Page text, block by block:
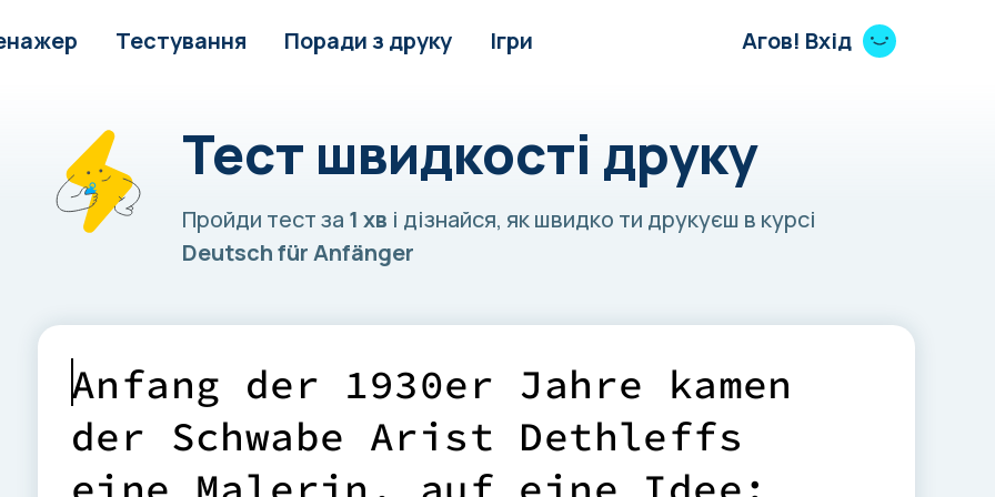
Тестування Поради з друку Ігри Агов! Вхід
Тест швидкості друку
Пройди тест за 1 хв і дізнайся, як швидко ти друкуєш в курсі
Deutsch für Anfänger
Anfang der 1930er Jah re kamen
der Schwabe Arist Dethleffs